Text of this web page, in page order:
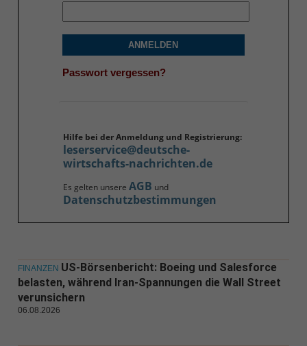
ANMELDEN
Passwort vergessen?
Hilfe bei der Anmeldung und Registrierung:
leserservice@deutsche-
wirtschafts-nachrichten.de
Es gelten unsere AGB und
Datenschutzbestimmungen
FINANZEN US-Börsenbericht: Boeing und Salesforce
belasten, während Iran-Spannungen die Wall Street
verunsichern
06.08.2026